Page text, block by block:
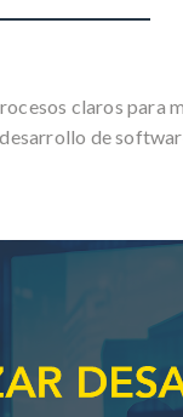
claros para
de